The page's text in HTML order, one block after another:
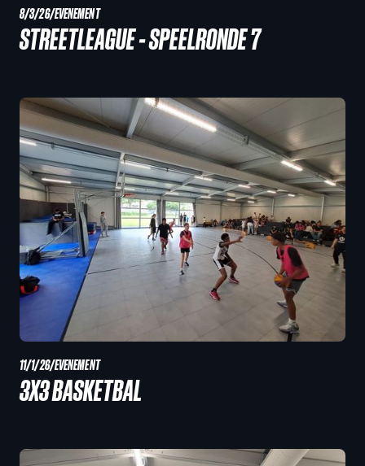
8/3/26/EVENEMENT
STREETLEAGUE - SPEELRONDE 7
11/1/26/EVENEMENT
3X3 BASKETBAL